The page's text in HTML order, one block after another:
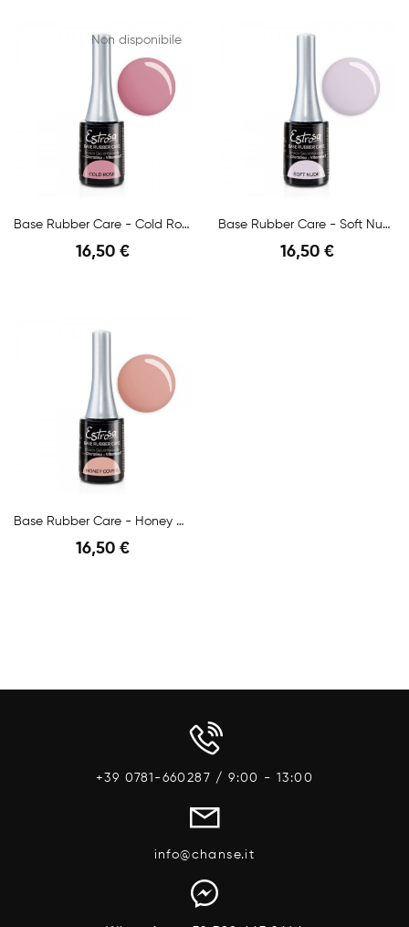
Non disponibile
Base Rubber Care - Cold Rose
16,50 €
Base Rubber Care - Soft Nude
16,50 €
Base Rubber Care - Honey Cover
16,50 €
+39 0781-660287 / 9:00 - 13:00
info@chanse.it